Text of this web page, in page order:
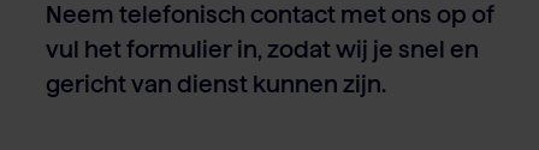
Neem telefonisch contact met ons op of
vul het formulier in, zodat wij je snel en
gericht van dienst kunnen zijn.